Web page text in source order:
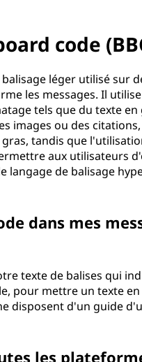
code
balisage léger utilisé sur
les messages. Il
tels que du texte en
images ou des
tandis que
aux utilisateurs
langage de balisage
dans mes
texte de balises qui
pour mettre un texte
disposent d'un guide
les